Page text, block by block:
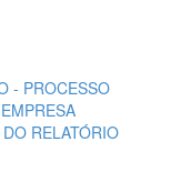
- PROCESSO
RELATÓRIO